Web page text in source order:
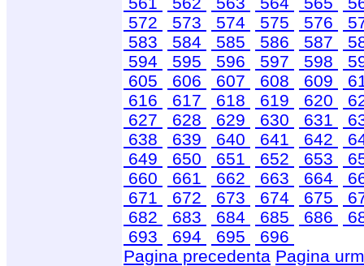
572
573 574 575 576
583
584 585 586 587
594
595 596 597 598
605
606 607 608 609
616
617 618 619 620
627
628 629 630 631
638
639 640 641 642
649
650 651 652 653
660
661 662 663 664
671
672 673 674 675
682
683 684 685 686
693
694 695
696
Pagina precedenta Pagina